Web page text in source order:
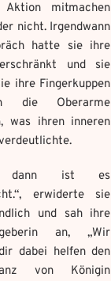
mitmachen
nicht. Irgendwann
hatte sie ihre
und sie
ihre Fingerkuppen
die Oberarme
was ihren inneren
dann ist es
erwiderte sie
und sah ihre
an, „Wir
dabei helfen den
von Königin